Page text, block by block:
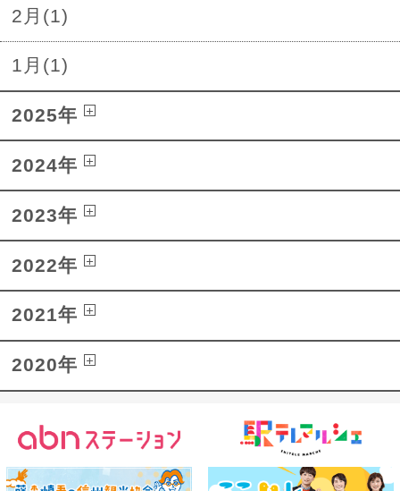
2月(1)
1月(1)
2025年
2024年
2023年
2022年
2021年
2020年